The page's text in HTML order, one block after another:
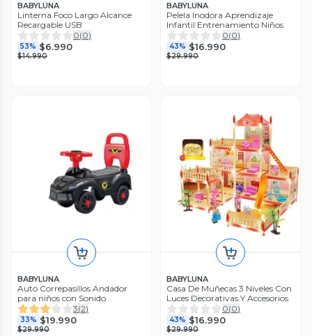
BABYLUNA
Linterna Foco Largo Alcance
Recargable USB
0(0)
53% $6.990
$14.990
BABYLUNA
Pelela Inodora Aprendizaje
Infantil Entrenamiento Niños
0(0)
43% $16.990
$29.990
BABYLUNA
Auto Correpasillos Andador
para niños con Sonido
3(2)
33% $19.990
$29.990
BABYLUNA
Casa De Muñecas 3 Niveles Con
Luces Decorativas Y Accesorios
0(0)
43% $16.990
$29.990